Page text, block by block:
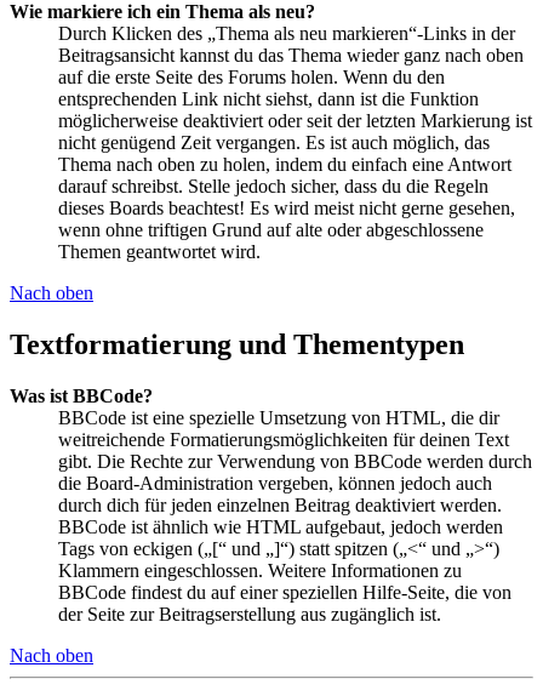
Wie markiere ich ein Thema als neu?
Durch Klicken des „Thema als neu markieren“-Links in der
Beitragsansicht kannst du das Thema wieder ganz nach oben
auf die erste Seite des Forums holen. Wenn du den
entsprechenden Link nicht siehst, dann ist die Funktion
möglicherweise deaktiviert oder seit der letzten Markierung ist
nicht genügend Zeit vergangen. Es ist auch möglich, das
Thema nach oben zu holen, indem du einfach eine Antwort
darauf schreibst. Stelle jedoch sicher, dass du die Regeln
dieses Boards beachtest! Es wird meist nicht gerne gesehen,
wenn ohne triftigen Grund auf alte oder abgeschlossene
Themen geantwortet wird.
Nach oben
Textformatierung und Thementypen
Was ist BBCode?
BBCode ist eine spezielle Umsetzung von HTML, die dir
weitreichende Formatierungsmöglichkeiten für deinen Text
gibt. Die Rechte zur Verwendung von BBCode werden durch
die Board-Administration vergeben, können jedoch auch
durch dich für jeden einzelnen Beitrag deaktiviert werden.
BBCode ist ähnlich wie HTML aufgebaut, jedoch werden
Tags von eckigen („[“ und „]“) statt spitzen („<“ und „>“)
Klammern eingeschlossen. Weitere Informationen zu
BBCode findest du auf einer speziellen Hilfe-Seite, die von
der Seite zur Beitragserstellung aus zugänglich ist.
Nach oben